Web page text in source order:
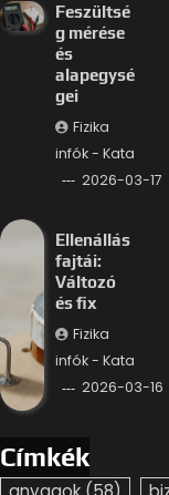
Feszültsé
g mérése
és
alapegysé
gei
Fizika
infók - Kata
2026-03-17
Ellenállás
fajtái:
Változó
és fix
Fizika
infók - Kata
2026-03-16
Címkék